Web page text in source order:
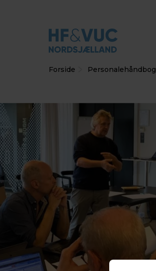
Forside Personalehåndbog